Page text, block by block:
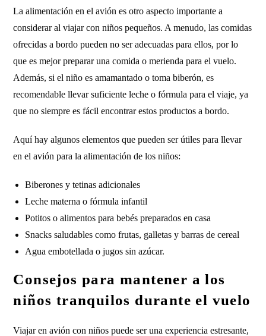
La alimentación en el avión es otro aspecto importante a
considerar al viajar con niños pequeños. A menudo, las comidas
ofrecidas a bordo pueden no ser adecuadas para ellos, por lo
que es mejor preparar una comida o merienda para el vuelo.
Además, si el niño es amamantado o toma biberón, es
recomendable llevar suficiente leche o fórmula para el viaje, ya
que no siempre es fácil encontrar estos productos a bordo.
Aquí hay algunos elementos que pueden ser útiles para llevar
en el avión para la alimentación de los niños:
Biberones y tetinas adicionales
Leche materna o fórmula infantil
Potitos o alimentos para bebés preparados en casa
Snacks saludables como frutas, galletas y barras de cereal
Agua embotellada o jugos sin azúcar.
Consejos para mantener a los
niños tranquilos durante el vuelo
Viajar en avión con niños puede ser una experiencia estresante,